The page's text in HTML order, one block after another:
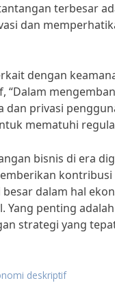
terbesar
dan
dengan
“Dalam
dan privasi
mematuhi
bisnis di era
dalam hal
penting
strategi yang
deskriptif